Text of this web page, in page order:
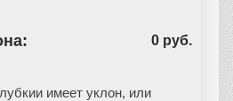
0 руб.
имеет уклон, или